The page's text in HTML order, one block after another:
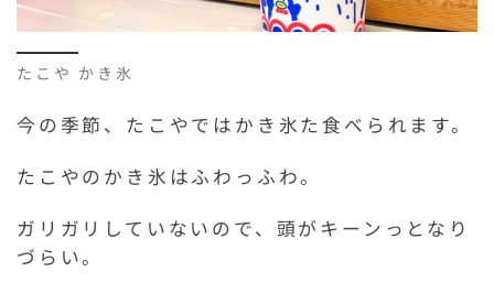
たこや かき氷
今の季節、たこやではかき氷た食べられます。
たこやのかき氷はふわっふわ。
ガリガリしていないので、頭がキーンっとなり
づらい。